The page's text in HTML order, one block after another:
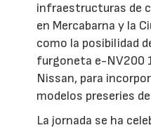
infraestructuras de
en Mercabarna y la
como la posibilidad
furgoneta e-NV200
Nissan, para
modelos preseries
La jornada se ha